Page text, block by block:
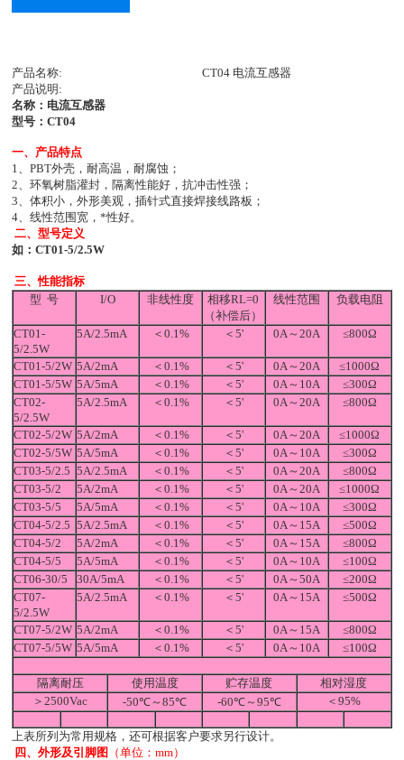
产品名称:
CT04 电流互感器
产品说明:
名称：电流互感器
型号：CT04
一、 产品特点
1、PBT外壳，耐高温，耐腐蚀；
2、环氧树脂灌封，隔离性能好，抗冲击性强；
3、体积小，外形美观，插针式直接焊接线路板；
4、线性范围宽，*性好。
二、型号定义
如：CT01-5/2.5W
三、性能指标
型 号
I/O 非线性度
相移RL=0
（补偿后）
线性范围 负载电阻
CT01-
5/2.5W
5A/2.5mA ＜0.1% ＜5' 0A～20A ≤800Ω
CT01-5/2W 5A/2mA ＜0.1% ＜5' 0A～20A
≤1000Ω
CT01-5/5W 5A/5mA ＜0.1% ＜5' 0A～10A
≤300Ω
CT02-
5/2.5W
5A/2.5mA ＜0.1% ＜5' 0A～20A ≤800Ω
CT02-5/2W 5A/2mA ＜0.1% ＜5' 0A～20A
≤1000Ω
CT02-5/5W 5A/5mA ＜0.1% ＜5' 0A～10A
≤300Ω
CT03-5/2.5 5A/2.5mA ＜0.1% ＜5' 0A～20A
≤800Ω
CT03-5/2
5A/2mA ＜0.1% ＜5' 0A～20A
≤1000Ω
CT03-5/5
5A/5mA ＜0.1% ＜5' 0A～10A
≤300Ω
CT04-5/2.5 5A/2.5mA ＜0.1% ＜5' 0A～15A
≤500Ω
CT04-5/2
5A/2mA ＜0.1% ＜5' 0A～15A
≤800Ω
CT04-5/5
5A/5mA ＜0.1% ＜5' 0A～10A
≤100Ω
CT06-30/5
30A/5mA ＜0.1% ＜5' 0A～50A
≤200Ω
CT07-
5/2.5W
5A/2.5mA ＜0.1% ＜5' 0A～15A ≤500Ω
CT07-5/2W 5A/2mA ＜0.1% ＜5' 0A～15A
≤800Ω
CT07-5/5W 5A/5mA ＜0.1% ＜5' 0A～10A ≤100Ω
隔离耐压 使用温度 贮存温度
相对湿度
＞2500Vac
-50℃～85℃ -60℃～95℃ ＜95%
上表所列为常用规格，还可根据客户要求另行设计。
四、外形及引脚图 （单位：mm）